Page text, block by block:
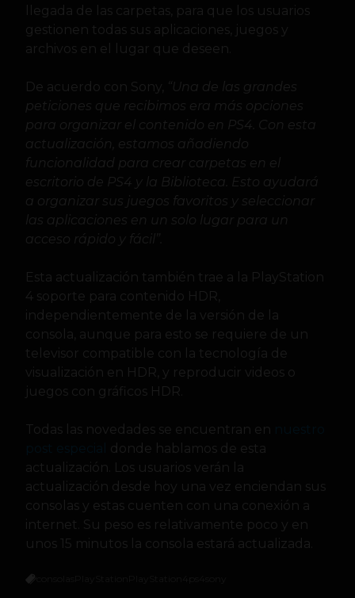
llegada de las carpetas, para que los usuarios
gestionen todas sus aplicaciones, juegos y
archivos en el lugar que deseen.
De acuerdo con Sony,
“Una de las grandes
peticiones que recibimos era más opciones
para organizar el contenido en PS4. Con esta
actualización, estamos añadiendo
funcionalidad para crear carpetas en el
escritorio de PS4 y la Biblioteca. Esto ayudará
a organizar sus juegos favoritos y seleccionar
las aplicaciones en un solo lugar para un
acceso rápido y fácil”.
Esta actualización también trae a la PlayStation
4 soporte para contenido HDR,
independientemente de la versión de la
consola, aunque para esto se requiere de un
televisor compatible con la tecnología de
visualización en HDR, y reproducir videos o
juegos con gráficos HDR.
Todas las novedades se encuentran en
donde hablamos de esta
actualización. Los usuarios verán la
actualización desde hoy una vez enciendan sus
consolas y estas cuenten con una conexión a
internet. Su peso es relativamente poco y en
unos 15 minutos la consola estará actualizada.